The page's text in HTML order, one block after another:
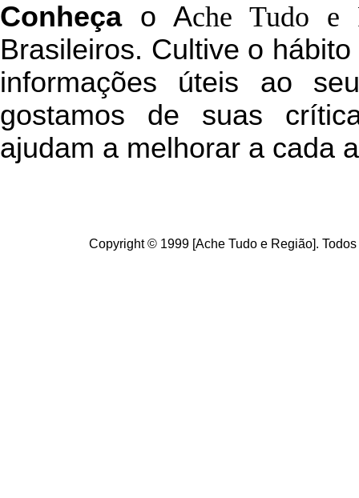
Conheçao Ache Tudo e
Brasileiros. Cultive o
informações úteis ao
gostamos de suas
ajudam a melhorar a cada
Copyright © 1999 [Ache Tudo e Região].